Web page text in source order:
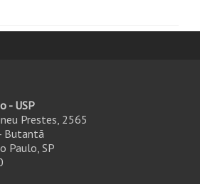
- USP
Prestes, 2565
Butantã
Paulo, SP